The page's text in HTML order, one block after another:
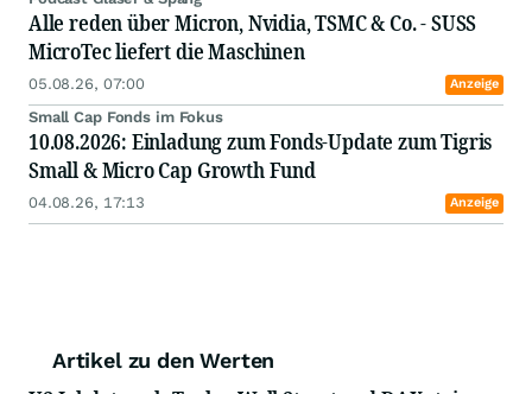
Alle reden über Micron, Nvidia, TSMC & Co. - SUSS
MicroTec liefert die Maschinen
05.08.26, 07:00 Anzeige
Small Cap Fonds im Fokus
10.08.2026: Einladung zum Fonds-Update zum Tigris
Small & Micro Cap Growth Fund
04.08.26, 17:13 Anzeige
Artikel zu den Werten